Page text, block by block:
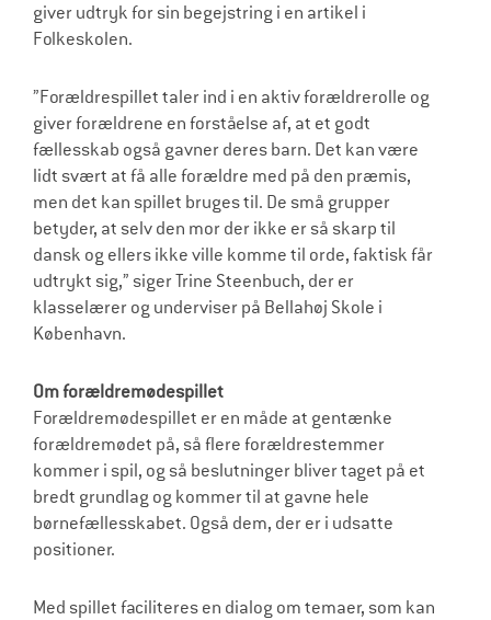
giver udtryk for sin begejstring i en artikel i
Folkeskolen.
”Forældrespillet taler ind i en aktiv forældrerolle og
giver forældrene en forståelse af, at et godt
fællesskab også gavner deres barn. Det kan være
lidt svært at få alle forældre med på den præmis,
men det kan spillet bruges til. De små grupper
betyder, at selv den mor der ikke er så skarp til
dansk og ellers ikke ville komme til orde, faktisk får
udtrykt sig,” siger Trine Steenbuch, der er
klasselærer og underviser på Bellahøj Skole i
København.
Om forældremødespillet
Forældremødespillet er en måde at gentænke
forældremødet på, så flere forældrestemmer
kommer i spil, og så beslutninger bliver taget på et
bredt grundlag og kommer til at gavne hele
børnefællesskabet. Også dem, der er i udsatte
positioner.
Med spillet faciliteres en dialog om temaer, som kan